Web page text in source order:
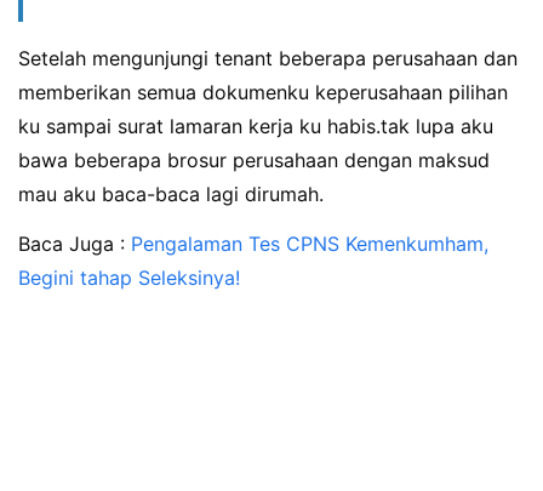
Setelah mengunjungi tenant beberapa perusahaan dan
memberikan semua dokumenku keperusahaan pilihan
ku sampai surat lamaran kerja ku habis.tak lupa aku
bawa beberapa brosur perusahaan dengan maksud
mau aku baca-baca lagi dirumah.
Baca Juga : Pengalaman Tes CPNS Kemenkumham,
Begini tahap Seleksinya!